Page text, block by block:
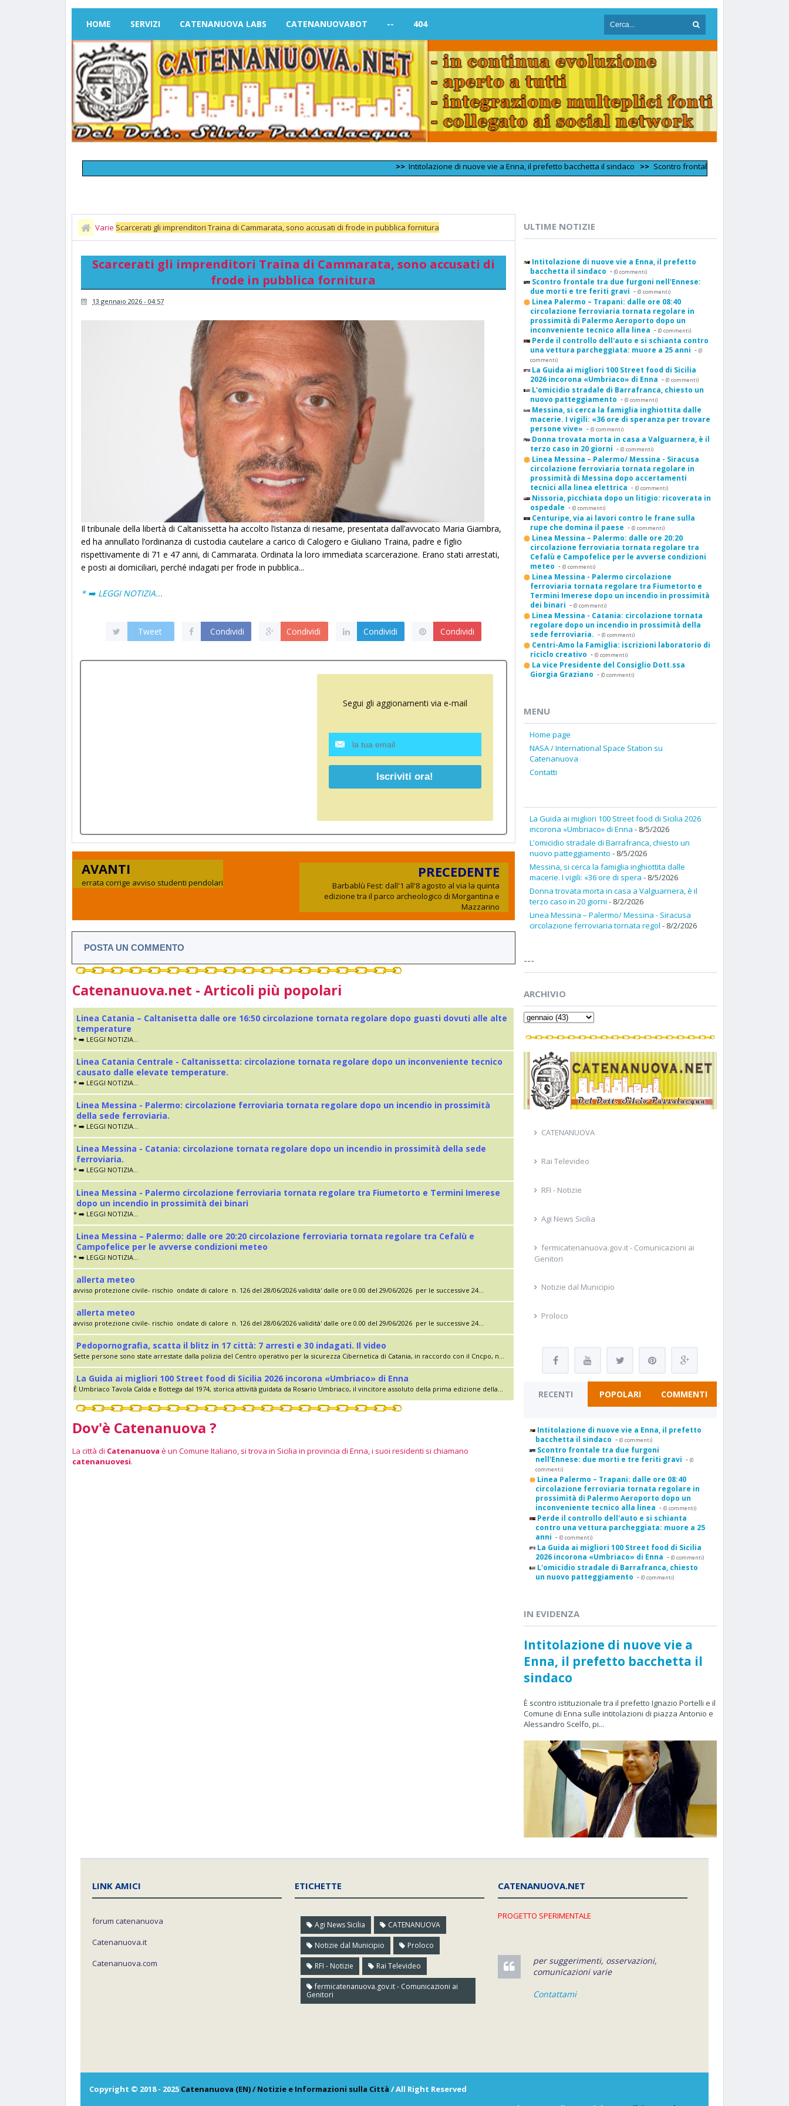
HOME SERVIZI CATENANUOVA LABS CATENANUOVABOT -- 404
Intitolazione di nuove vie a Enna, il prefetto bacchetta il sindaco >> Scontro frontale tra due furgoni nell'Ennese:
Varie Scarcerati gli imprenditori Traina di Cammarata, sono accusati di frode in pubblica fornitura
Scarcerati gli imprenditori Traina di Cammarata, sono accusati di
frode in pubblica fornitura
13 gennaio 2026 - 04:57
Il tribunale della libertà di Caltanissetta ha accolto l’istanza di riesame, presentata dall’avvocato Maria Giambra,
ed ha annullato l’ordinanza di custodia cautelare a carico di Calogero e Giuliano Traina, padre e figlio
rispettivamente di 71 e 47 anni, di Cammarata. Ordinata la loro immediata scarcerazione. Erano stati arrestati,
e posti ai domiciliari, perché indagati per frode in pubblica...
* ➡️ LEGGI NOTIZIA...
Tweet Condividi Condividi Condividi Condividi
Segui gli aggionamenti via e-mail
AVANTI
errata corrige avviso studenti pendolari
PRECEDENTE
Barbablù Fest: dall'1 all'8 agosto al via la quinta
edizione tra il parco archeologico di Morgantina e
Mazzarino
POSTA UN COMMENTO
Catenanuova.net - Articoli più popolari
Linea Catania – Caltanisetta dalle ore 16:50 circolazione tornata regolare dopo guasti dovuti alle alte
temperature
* ➡️ LEGGI NOTIZIA...
Linea Catania Centrale - Caltanissetta: circolazione tornata regolare dopo un inconveniente tecnico
causato dalle elevate temperature.
* ➡️ LEGGI NOTIZIA...
Linea Messina - Palermo: circolazione ferroviaria tornata regolare dopo un incendio in prossimità
della sede ferroviaria.
* ➡️ LEGGI NOTIZIA...
Linea Messina - Catania: circolazione tornata regolare dopo un incendio in prossimità della sede
ferroviaria.
* ➡️ LEGGI NOTIZIA...
Linea Messina - Palermo circolazione ferroviaria tornata regolare tra Fiumetorto e Termini Imerese
dopo un incendio in prossimità dei binari
* ➡️ LEGGI NOTIZIA...
Linea Messina – Palermo: dalle ore 20:20 circolazione ferroviaria tornata regolare tra Cefalù e
Campofelice per le avverse condizioni meteo
* ➡️ LEGGI NOTIZIA...
allerta meteo
avviso protezione civile- rischio ondate di calore n. 126 del 28/06/2026 validità' dalle ore 0.00 del 29/06/2026 per le successive 24...
allerta meteo
avviso protezione civile- rischio ondate di calore n. 126 del 28/06/2026 validità' dalle ore 0.00 del 29/06/2026 per le successive 24...
Pedopornografia, scatta il blitz in 17 città: 7 arresti e 30 indagati. Il video
Sette persone sono state arrestate dalla polizia del Centro operativo per la sicurezza Cibernetica di Catania, in raccordo con il Cncpo, n...
La Guida ai migliori 100 Street food di Sicilia 2026 incorona «Umbriaco» di Enna
È Umbriaco Tavola Calda e Bottega dal 1974, storica attività guidata da Rosario Umbriaco, il vincitore assoluto della prima edizione della...
Dov'è Catenanuova ?
La città di Catenanuova è un Comune Italiano, si trova in Sicilia in provincia di Enna, i suoi residenti si chiamano
catenanuovesi.
ULTIME NOTIZIE
Intitolazione di nuove vie a Enna, il prefetto
bacchetta il sindaco - (0 commenti)
Scontro frontale tra due furgoni nell'Ennese:
due morti e tre feriti gravi - (0 commenti)
Linea Palermo – Trapani: dalle ore 08:40
circolazione ferroviaria tornata regolare in
prossimità di Palermo Aeroporto dopo un
inconveniente tecnico alla linea - (0 commenti)
Perde il controllo dell'auto e si schianta contro
una vettura parcheggiata: muore a 25 anni - (0
commenti)
La Guida ai migliori 100 Street food di Sicilia
2026 incorona «Umbriaco» di Enna - (0 commenti)
L'omicidio stradale di Barrafranca, chiesto un
nuovo patteggiamento - (0 commenti)
Messina, si cerca la famiglia inghiottita dalle
macerie. I vigili: «36 ore di speranza per trovare
persone vive» - (0 commenti)
Donna trovata morta in casa a Valguarnera, è il
terzo caso in 20 giorni - (0 commenti)
Linea Messina – Palermo/ Messina - Siracusa
circolazione ferroviaria tornata regolare in
prossimità di Messina dopo accertamenti
tecnici alla linea elettrica - (0 commenti)
Nissoria, picchiata dopo un litigio: ricoverata in
ospedale - (0 commenti)
Centuripe, via ai lavori contro le frane sulla
rupe che domina il paese - (0 commenti)
Linea Messina – Palermo: dalle ore 20:20
circolazione ferroviaria tornata regolare tra
Cefalù e Campofelice per le avverse condizioni
meteo - (0 commenti)
Linea Messina - Palermo circolazione
ferroviaria tornata regolare tra Fiumetorto e
Termini Imerese dopo un incendio in prossimità
dei binari - (0 commenti)
Linea Messina - Catania: circolazione tornata
regolare dopo un incendio in prossimità della
sede ferroviaria. - (0 commenti)
Centri-Amo la Famiglia: iscrizioni laboratorio di
riciclo creativo - (0 commenti)
La vice Presidente del Consiglio Dott.ssa
Giorgia Graziano - (0 commenti)
MENU
Home page
NASA / International Space Station su
Catenanuova
Contatti
La Guida ai migliori 100 Street food di Sicilia 2026
incorona «Umbriaco» di Enna - 8/5/2026
L'omicidio stradale di Barrafranca, chiesto un
nuovo patteggiamento - 8/5/2026
Messina, si cerca la famiglia inghiottita dalle
macerie. I vigili: «36 ore di spera - 8/5/2026
Donna trovata morta in casa a Valguarnera, è il
terzo caso in 20 giorni - 8/2/2026
Linea Messina – Palermo/ Messina - Siracusa
circolazione ferroviaria tornata regol - 8/2/2026
---
ARCHIVIO
CATENANUOVA
Rai Televideo
RFI - Notizie
Agi News Sicilia
fermicatenanuova.gov.it - Comunicazioni ai
Genitori
Notizie dal Municipio
Proloco
RECENTI POPOLARI COMMENTI
Intitolazione di nuove vie a Enna, il prefetto
bacchetta il sindaco - (0 commenti)
Scontro frontale tra due furgoni
nell'Ennese: due morti e tre feriti gravi - (0
commenti)
Linea Palermo – Trapani: dalle ore 08:40
circolazione ferroviaria tornata regolare in
prossimità di Palermo Aeroporto dopo un
inconveniente tecnico alla linea - (0 commenti)
Perde il controllo dell'auto e si schianta
contro una vettura parcheggiata: muore a 25
anni - (0 commenti)
La Guida ai migliori 100 Street food di Sicilia
2026 incorona «Umbriaco» di Enna - (0 commenti)
L'omicidio stradale di Barrafranca, chiesto
un nuovo patteggiamento - (0 commenti)
IN EVIDENZA
Intitolazione di nuove vie a
Enna, il prefetto bacchetta il
sindaco
È scontro istituzionale tra il prefetto Ignazio Portelli e il
Comune di Enna sulle intitolazioni di piazza Antonio e
Alessandro Scelfo, pi...
LINK AMICI
forum catenanuova
Catenanuova.it
Catenanuova.com
ETICHETTE
Agi News Sicilia CATENANUOVA
Notizie dal Municipio Proloco
RFI - Notizie Rai Televideo
fermicatenanuova.gov.it - Comunicazioni ai
Genitori
CATENANUOVA.NET
PROGETTO SPERIMENTALE
per suggerimenti, osservazioni,
comunicazioni varie
Contattami
Copyright © 2018 - 2025 Catenanuova (EN) / Notizie e Informazioni sulla Città / All Right Reserved